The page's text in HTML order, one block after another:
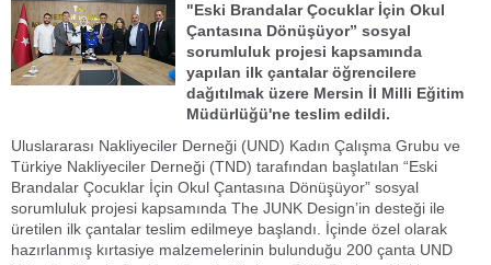
"Eski Brandalar Çocuklar İçin Okul
Çantasına Dönüşüyor” sosyal
sorumluluk projesi kapsamında
yapılan ilk çantalar öğrencilere
dağıtılmak üzere Mersin İl Milli Eğitim
Müdürlüğü'ne teslim edildi.
Uluslararası Nakliyeciler Derneği (UND) Kadın Çalışma Grubu ve
Türkiye Nakliyeciler Derneği (TND) tarafından başlatılan “Eski
Brandalar Çocuklar İçin Okul Çantasına Dönüşüyor” sosyal
sorumluluk projesi kapsamında The JUNK Design’in desteği ile
üretilen ilk çantalar teslim edilmeye başlandı. İçinde özel olarak
hazırlanmış kırtasiye malzemelerinin bulunduğu 200 çanta UND